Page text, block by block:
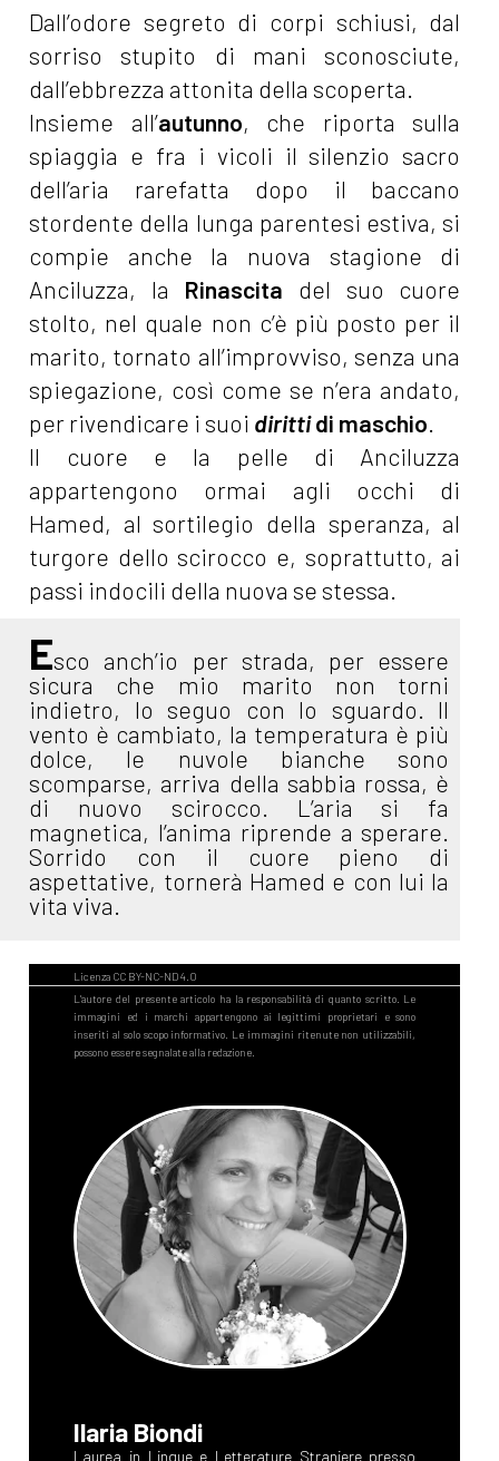
Dall’odore segreto di corpi schiusi, dal
sorriso stupito di mani sconosciute,
dall’ebbrezza attonita della scoperta.
Insieme all’autunno, che riporta sulla
spiaggia e fra i vicoli il silenzio sacro
dell’aria rarefatta dopo il baccano
stordente della lunga parentesi estiva, si
compie anche la nuova stagione di
Anciluzza, la Rinascita del suo cuore
stolto, nel quale non c’è più posto per il
marito, tornato all’improvviso, senza una
spiegazione, così come se n’era andato,
per rivendicare i suoi dirittidi maschio
Il cuore e la pelle di Anciluzza
appartengono ormai agli occhi di
Hamed, al sortilegio della speranza, al
turgore dello scirocco e, soprattutto, ai
passi indocili della nuova se stessa.
Esco anch’io per strada, per essere
sicura che mio marito non torni
indietro, lo seguo con lo sguardo. Il
vento è cambiato, la temperatura è più
dolce, le nuvole bianche sono
scomparse, arriva della sabbia rossa, è
di nuovo scirocco. L’aria si fa
magnetica, l’anima riprende a sperare.
Sorrido con il cuore pieno di
aspettative, tornerà Hamed e con lui la
vita viva.
Ilaria Biondi
Laurea in Lingue e Letterature Straniere presso